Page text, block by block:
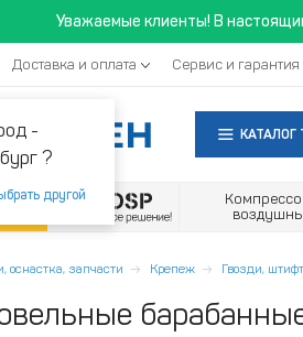
Уважаемые клиенты! В
-
?
другой
Доставка и оплата Сервис и гарантия
КАТАЛОГ
оснастка, запчасти Крепеж Гвозди,